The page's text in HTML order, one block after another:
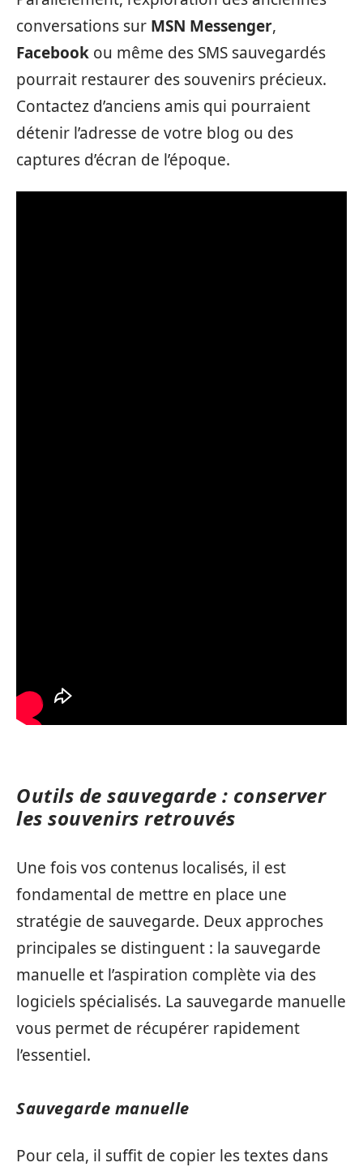
conversations sur MSN Messenger,
Facebook ou même des SMS sauvegardés
pourrait restaurer des souvenirs précieux.
Contactez d’anciens amis qui pourraient
détenir l’adresse de votre blog ou des
captures d’écran de l’époque.
Outils de sauvegarde : conserver
les souvenirs retrouvés
Une fois vos contenus localisés, il est
fondamental de mettre en place une
stratégie de sauvegarde. Deux approches
principales se distinguent : la sauvegarde
manuelle et l’aspiration complète via des
logiciels spécialisés. La sauvegarde manuelle
vous permet de récupérer rapidement
l’essentiel.
Sauvegarde manuelle
Pour cela, il suffit de copier les textes dans